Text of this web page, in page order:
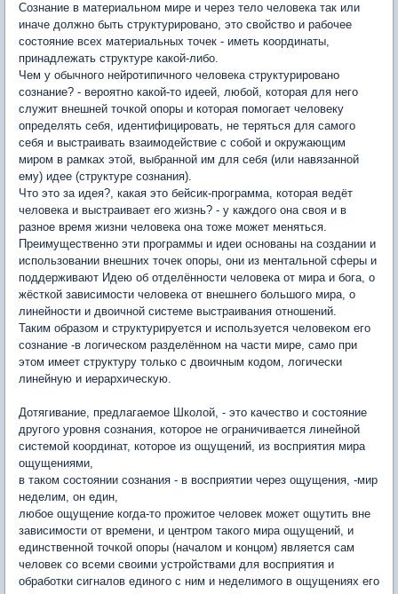
Сознание в материальном мире и через тело человека так или
иначе должно быть структурировано, это свойство и рабочее
состояние всех материальных точек - иметь координаты,
принадлежать структуре какой-либо.
Чем у обычного нейротипичного человека структурировано
сознание? - вероятно какой-то идеей, любой, которая для него
служит внешней точкой опоры и которая помогает человеку
определять себя, идентифицировать, не теряться для самого
себя и выстраивать взаимодействие с собой и окружающим
миром в рамках этой, выбранной им для себя (или навязанной
ему) идее (структуре сознания).
Что это за идея?, какая это бейсик-программа, которая ведёт
человека и выстраивает его жизнь? - у каждого она своя и в
разное время жизни человека она тоже может меняться.
Преимущественно эти программы и идеи основаны на создании и
использовании внешних точек опоры, они из ментальной сферы и
поддерживают Идею об отделённости человека от мира и бога, о
жёсткой зависимости человека от внешнего большого мира, о
линейности и двоичной системе выстраивания отношений.
Таким образом и структурируется и используется человеком его
сознание -в логическом разделённом на части мире, само при
этом имеет структуру только с двоичным кодом, логически
линейную и иерархическую.
Дотягивание, предлагаемое Школой, - это качество и состояние
другого уровня сознания, которое не ограничивается линейной
системой координат, которое из ощущений, из восприятия мира
ощущениями,
в таком состоянии сознания - в восприятии через ощущения, -мир
неделим, он един,
любое ощущение когда-то прожитое человек может ощутить вне
зависимости от времени, и центром такого мира ощущений, и
единственной точкой опоры (началом и концом) является сам
человек со всеми своими устройствами для восприятия и
обработки сигналов единого с ним и неделимого в ощущениях его